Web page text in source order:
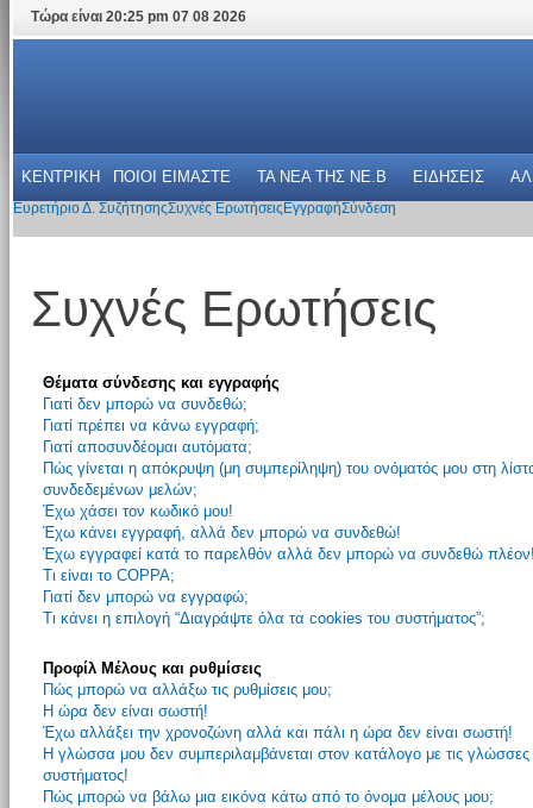
Τώρα είναι 20:25 pm 07 08 2026
ΚΕΝΤΡΙΚΗ ΠΟΙΟΙ ΕΙΜΑΣΤΕ ΤΑ ΝΕΑ THΣ NE.B ΕΙΔΗΣΕΙΣ
Ευρετήριο Δ. ΣυζήτησηςΣυχνές Ερωτήσεις ΕγγραφήΣύνδεση
Συχνές Ερωτήσεις
Θέματα σύνδεσης και εγγραφής
Γιατί δεν μπορώ να συνδεθώ;
Γιατί πρέπει να κάνω εγγραφή;
Γιατί αποσυνδέομαι αυτόματα;
Πώς γίνεται η απόκρυψη (μη συμπερίληψη) του ονόματός μου στη
συνδεδεμένων μελών;
Έχω χάσει τον κωδικό μου!
Έχω κάνει εγγραφή, αλλά δεν μπορώ να συνδεθώ!
Έχω εγγραφεί κατά το παρελθόν αλλά δεν μπορώ να συνδεθώ
Τι είναι το COPPA;
Γιατί δεν μπορώ να εγγραφώ;
Τι κάνει η επιλογή “Διαγράψτε όλα τα cookies του συστήματος”;
Προφίλ Μέλους και ρυθμίσεις
Πώς μπορώ να αλλάξω τις ρυθμίσεις μου;
Η ώρα δεν είναι σωστή!
Έχω αλλάξει την χρονοζώνη αλλά και πάλι η ώρα δεν είναι σωστή!
Η γλώσσα μου δεν συμπεριλαμβάνεται στον κατάλογο με τις γλώσσες
συστήματος!
Πώς μπορώ να βάλω μια εικόνα κάτω από το όνομα μέλους μου;